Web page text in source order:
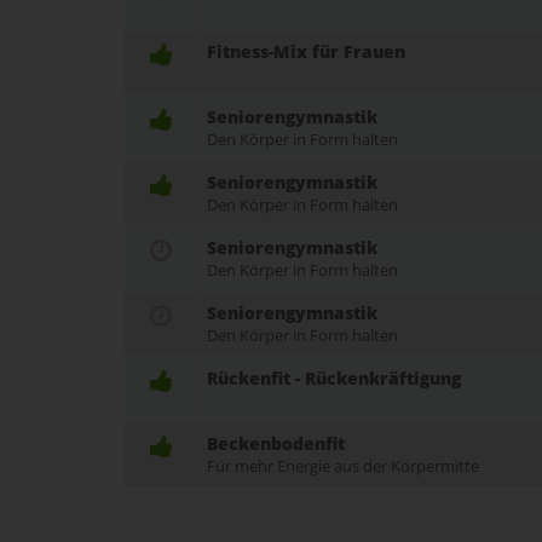
Fitness-Mix für Frauen
Seniorengymnastik
Den Körper in Form halten
Seniorengymnastik
Den Körper in Form halten
Seniorengymnastik
Den Körper in Form halten
Seniorengymnastik
Den Körper in Form halten
Rückenfit - Rückenkräftigung
Beckenbodenfit
Für mehr Energie aus der Körpermitte